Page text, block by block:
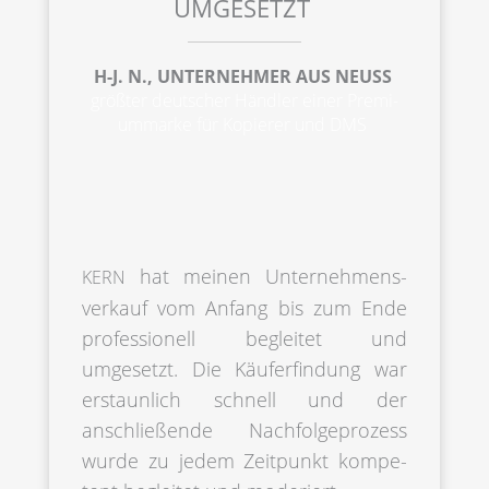
UMGESETZT
H-J. N., UNTER­NEH­MER AUS NEUSS
KERN
hat meinen Unter­nehmens­
verkauf vom Anfang bis zum Ende
profes­sio­nell beglei­tet und
umgesetzt. Die Käufer­fin­dung war
erstaun­lich schnell und der
anschlie­ßen­de Nachfol­ge­pro­zess
wurde zu jedem Zeitpunkt kompe­